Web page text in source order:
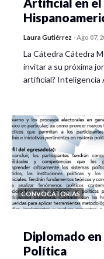
Laura Gutiérrez -Ago 07,
La Cátedra Cátedra
invitar a su próxima
artificial?
CONVOCATORIAS
Diplomado
Política